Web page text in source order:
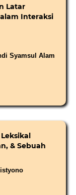
Latar
Interaksi
Syamsul Alam
& Sebuah